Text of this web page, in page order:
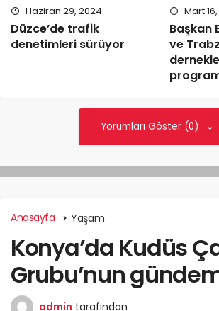
Haziran 29, 2024
Düzce’de trafik
denetimleri sürüyor
Mart
Başkan
ve
Yorumları Göster (0)
Anasayfa Yaşam
Konya’da Kudüs
Grubu’nun
admin tarafından